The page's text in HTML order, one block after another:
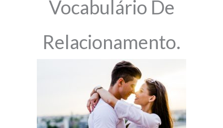
Vocabulário De
Relacionamento.